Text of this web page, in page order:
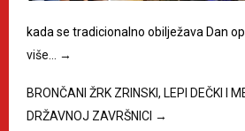
kada se tradicionalno obilježava Dan
više…
→
BRONČANI ŽRK ZRINSKI, LEPI DEČKI I
DRŽAVNOJ ZAVRŠNICI →